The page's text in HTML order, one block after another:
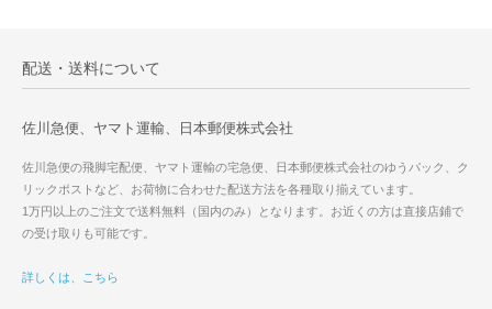
配送・送料について
佐川急便、ヤマト運輸、日本郵便株式会社
佐川急便の飛脚宅配便、ヤマト運輸の宅急便、日本郵便株式会社のゆうパック、ク
リックポストなど、お荷物に合わせた配送方法を各種取り揃えています。
1万円以上のご注文で送料無料（国内のみ）となります。お近くの方は直接店鋪で
の受け取りも可能です。
詳しくは、こちら